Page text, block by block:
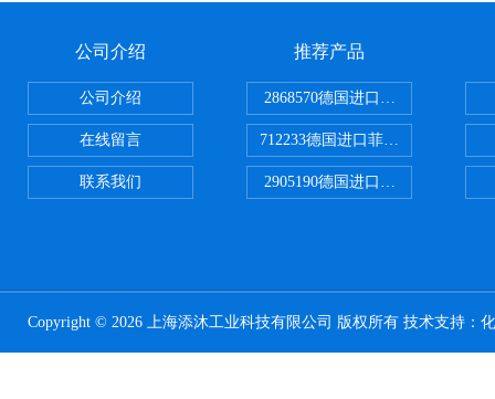
公司介绍
公司介绍
在线留言
联系我们
推荐产品
2868570德国进口菲尼克斯电源
712233德国进口菲尼克斯断路器
2905190德国进口菲尼克斯继电器
Copyright © 2026 上海添沐工业科技有限公司 版权所有 技术支持：